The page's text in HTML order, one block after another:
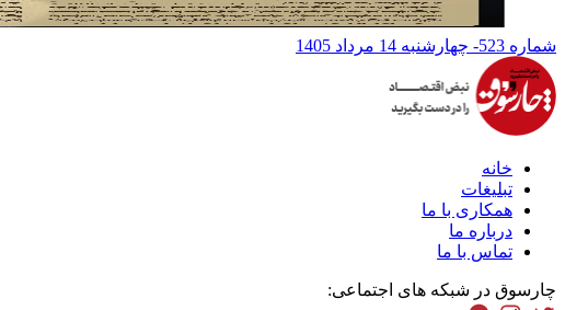
شماره 523- چهارشنبه 14 مرداد 1405
خانه
تبلیغات
همکاری با ما
درباره ما
تماس با ما
چارسوق در شبکه های اجتماعی: